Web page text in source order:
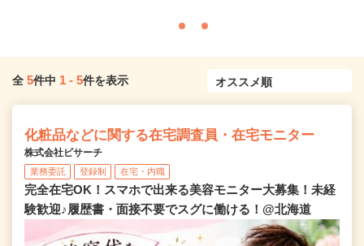
全 5件中 1 - 5件を表示
化粧品などに関する在宅調査員・在宅モニター
株式会社ビサーチ
業務委託 登録制 在宅・内職
完全在宅OK！スマホで出来る美容モニター大募集！未経
験歓迎♪履歴書・面接不要でスグに働ける！@北海道